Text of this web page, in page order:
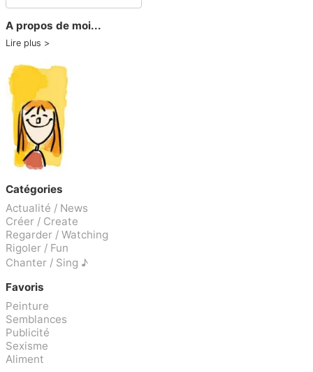
A propos de moi...
Lire plus
Catégories
Actualité / News
Créer / Create
Regarder / Watching
Rigoler / Fun
Chanter / Sing ♪
Favoris
Peinture
Semblances
Publicité
Sexisme
Aliment